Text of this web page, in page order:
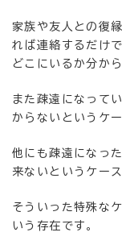
家族や友人との復
れば連絡するだけ
どこにいるか分か
また疎遠になって
からないというケ
他にも疎遠になっ
来ないというケー
そういった特殊な
いう存在です。